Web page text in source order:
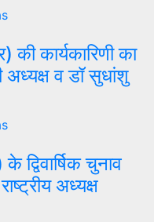
की कार्यकारिणी का
व डॉ सुधांशु
द्विवार्षिक चुनाव
अध्यक्ष